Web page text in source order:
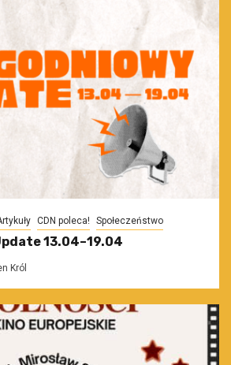
CDN poleca! Społeczeństwo
13.04–19.04
Król